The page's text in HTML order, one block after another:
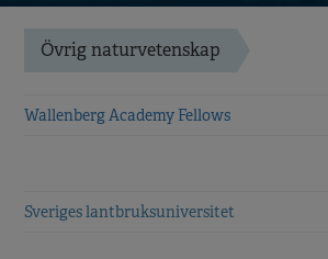
Övrig naturvetenskap
Wallenberg Academy Fellows
Sveriges lantbruksuniversitet